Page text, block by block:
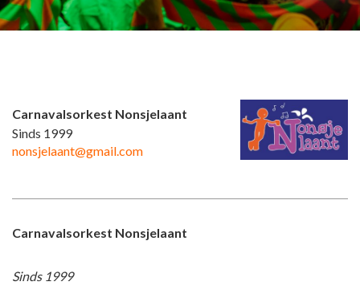
Carnavalsorkest Nonsjelaant
Sinds 1999
nonsjelaant@gmail.com
Carnavalsorkest Nonsjelaant
Sinds 1999